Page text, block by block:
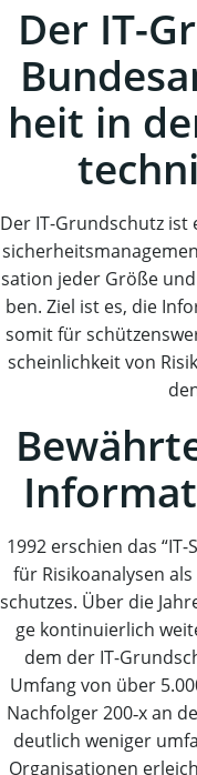
Der IT-
heit in
Der IT-Grund­schutz
sa­ti­on jeder Grö­ße
ben. Ziel ist es, die
somit für
schein­lich­keit von
1992 erschien das
für Risi­ko­ana­ly­sen
schut­zes. Über die
ge kon­ti­nu­ier­lich
dem der IT-
Umfang von über
Nach­fol­ger 200‑x an
deut­lich weni­ger
Orga­ni­sa­tio­nen